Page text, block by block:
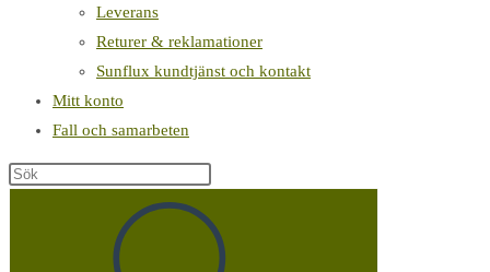
Leverans
Returer & reklamationer
Sunflux kundtjänst och kontakt
Mitt konto
Fall och samarbeten
Sök